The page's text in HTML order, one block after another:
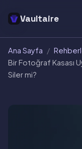
Vaultaire
Ana Sayfa /
Bir Fotoğraf Kasası
Siler mi?